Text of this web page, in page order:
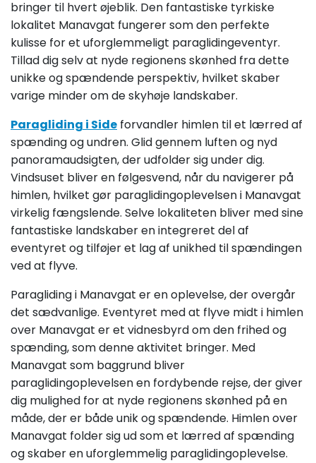
bringer til hvert øjeblik. Den fantastiske tyrkiske
lokalitet Manavgat fungerer som den perfekte
kulisse for et uforglemmeligt paraglidingeventyr.
Tillad dig selv at nyde regionens skønhed fra dette
unikke og spændende perspektiv, hvilket skaber
varige minder om de skyhøje landskaber.
Paragliding i Side forvandler himlen til et lærred af
spænding og undren. Glid gennem luften og nyd
panoramaudsigten, der udfolder sig under dig.
Vindsuset bliver en følgesvend, når du navigerer på
himlen, hvilket gør paraglidingoplevelsen i Manavgat
virkelig fængslende. Selve lokaliteten bliver med sine
fantastiske landskaber en integreret del af
eventyret og tilføjer et lag af unikhed til spændingen
ved at flyve.
Paragliding i Manavgat er en oplevelse, der overgår
det sædvanlige. Eventyret med at flyve midt i himlen
over Manavgat er et vidnesbyrd om den frihed og
spænding, som denne aktivitet bringer. Med
Manavgat som baggrund bliver
paraglidingoplevelsen en fordybende rejse, der giver
dig mulighed for at nyde regionens skønhed på en
måde, der er både unik og spændende. Himlen over
Manavgat folder sig ud som et lærred af spænding
og skaber en uforglemmelig paraglidingoplevelse.